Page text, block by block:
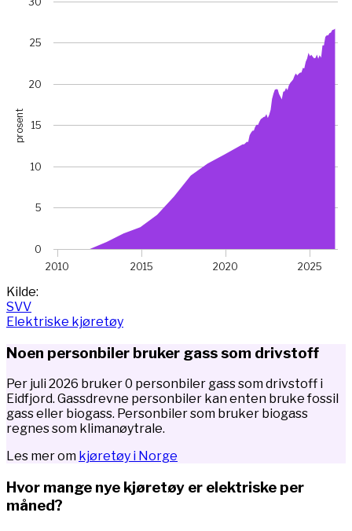
View as data table, Chart
The chart has 1 X axis displaying Time. Data ranges from
The chart has 1 Y axis displaying prosent. Data ranges
prosent
2010 2015 2020 2025
0
5
10
15
20
25
End of interactive chart.
Kilde:
SVV
Elektriske kjøretøy
Noen personbiler bruker gass som drivstoff
Per juli 2026 bruker 0 personbiler gass som drivstoff i
Eidfjord. Gassdrevne personbiler kan enten bruke fossil
gass eller biogass. Personbiler som bruker biogass
regnes som klimanøytrale.
Les mer om kjøretøy i Norge
Hvor mange nye kjøretøy er elektriske per
måned?